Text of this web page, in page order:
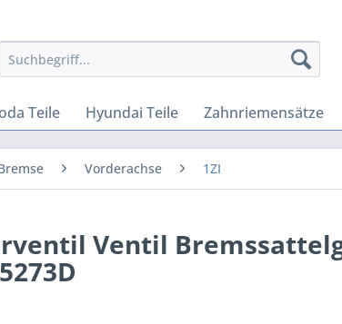
Teile Hyundai Teile Zahnriemensätze
Vorderachse 1ZI
Ventil